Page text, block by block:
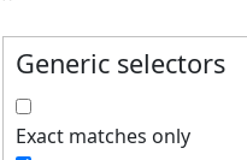
Generic selectors
Exact matches only